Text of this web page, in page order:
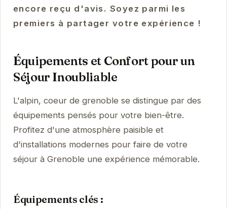
encore reçu d'avis. Soyez parmi les
premiers à partager votre expérience !
Équipements et Confort pour un
Séjour Inoubliable
L'alpin, coeur de grenoble se distingue par des
équipements pensés pour votre bien-être.
Profitez d'une atmosphère paisible et
d'installations modernes pour faire de votre
séjour à Grenoble une expérience mémorable.
Équipements clés :